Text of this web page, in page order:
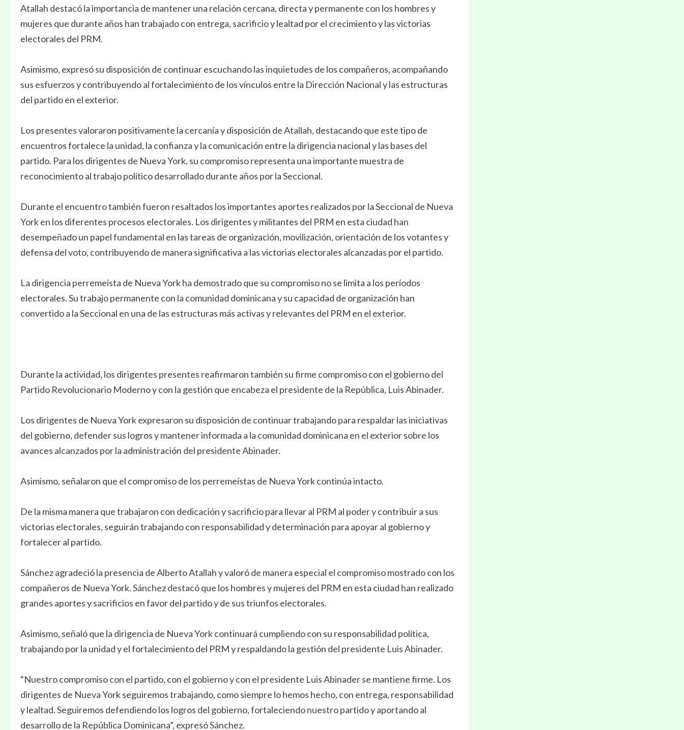
Atallah destacó la importancia de mantener una relación cercana, directa y permanente con los hombres y
mujeres que durante años han trabajado con entrega, sacrificio y lealtad por el crecimiento y las victorias
electorales del PRM.
Asimismo, expresó su disposición de continuar escuchando las inquietudes de los compañeros, acompañando
sus esfuerzos y contribuyendo al fortalecimiento de los vínculos entre la Dirección Nacional y las estructuras
del partido en el exterior.
Los presentes valoraron positivamente la cercanía y disposición de Atallah, destacando que este tipo de
encuentros fortalece la unidad, la confianza y la comunicación entre la dirigencia nacional y las bases del
partido. Para los dirigentes de Nueva York, su compromiso representa una importante muestra de
reconocimiento al trabajo político desarrollado durante años por la Seccional.
Durante el encuentro también fueron resaltados los importantes aportes realizados por la Seccional de Nueva
York en los diferentes procesos electorales. Los dirigentes y militantes del PRM en esta ciudad han
desempeñado un papel fundamental en las tareas de organización, movilización, orientación de los votantes y
defensa del voto, contribuyendo de manera significativa a las victorias electorales alcanzadas por el partido.
La dirigencia perremeísta de Nueva York ha demostrado que su compromiso no se limita a los períodos
electorales. Su trabajo permanente con la comunidad dominicana y su capacidad de organización han
convertido a la Seccional en una de las estructuras más activas y relevantes del PRM en el exterior.
Durante la actividad, los dirigentes presentes reafirmaron también su firme compromiso con el gobierno del
Partido Revolucionario Moderno y con la gestión que encabeza el presidente de la República, Luis Abinader.
Los dirigentes de Nueva York expresaron su disposición de continuar trabajando para respaldar las iniciativas
del gobierno, defender sus logros y mantener informada a la comunidad dominicana en el exterior sobre los
avances alcanzados por la administración del presidente Abinader.
Asimismo, señalaron que el compromiso de los perremeístas de Nueva York continúa intacto.
De la misma manera que trabajaron con dedicación y sacrificio para llevar al PRM al poder y contribuir a sus
victorias electorales, seguirán trabajando con responsabilidad y determinación para apoyar al gobierno y
fortalecer al partido.
Sánchez agradeció la presencia de Alberto Atallah y valoró de manera especial el compromiso mostrado con los
compañeros de Nueva York. Sánchez destacó que los hombres y mujeres del PRM en esta ciudad han realizado
grandes aportes y sacrificios en favor del partido y de sus triunfos electorales.
Asimismo, señaló que la dirigencia de Nueva York continuará cumpliendo con su responsabilidad política,
trabajando por la unidad y el fortalecimiento del PRM y respaldando la gestión del presidente Luis Abinader.
“Nuestro compromiso con el partido, con el gobierno y con el presidente Luis Abinader se mantiene firme. Los
dirigentes de Nueva York seguiremos trabajando, como siempre lo hemos hecho, con entrega, responsabilidad
y lealtad. Seguiremos defendiendo los logros del gobierno, fortaleciendo nuestro partido y aportando al
desarrollo de la República Dominicana”, expresó Sánchez.